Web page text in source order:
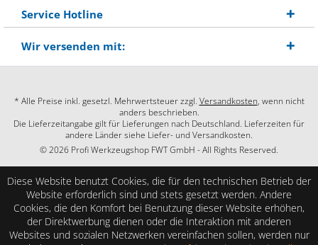
Service Hotline
Wir versenden mit:
* Alle Preise inkl. gesetzl. Mehrwertsteuer zzgl. Versandkosten, wenn nicht
anders beschrieben.
Die Lieferzeitangabe gilt für Lieferungen nach Deutschland. Lieferzeiten für
andere Länder siehe Liefer- und Versandkosten.
© 2026 Profi Werkzeugshop FWT GmbH - All Rights Reserved.
Diese Website benutzt Cookies, die für den technischen Betrieb der
Website erforderlich sind und stets gesetzt werden. Andere
Cookies, die den Komfort bei Benutzung dieser Website erhöhen,
der Direktwerbung dienen oder die Interaktion mit anderen
Websites und sozialen Netzwerken vereinfachen sollen, werden nur